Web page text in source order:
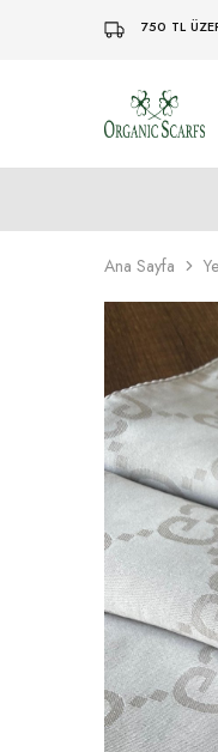
750 TL
Organikscarf
Ana Sayfa